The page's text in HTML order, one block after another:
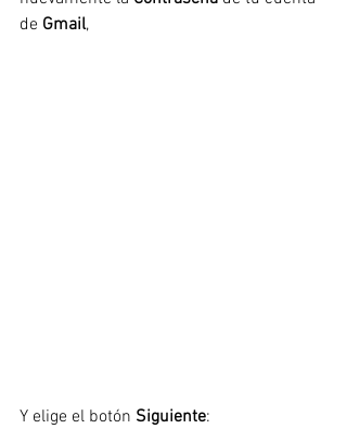
de Gmail,
Y elige el botón Siguiente: